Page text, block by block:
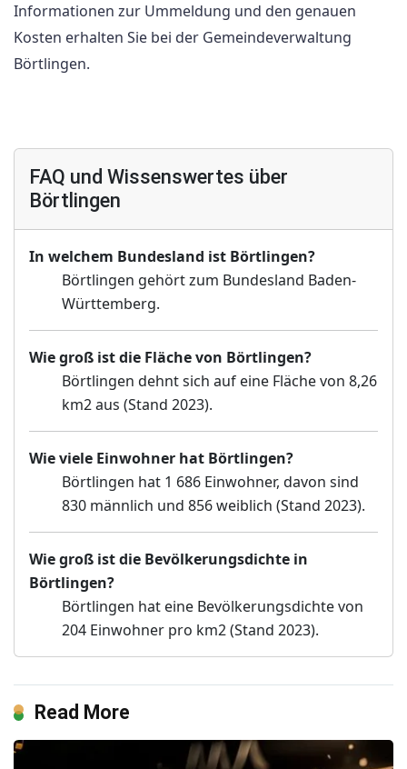
Informationen zur Ummeldung und den genauen
Kosten erhalten Sie bei der Gemeindeverwaltung
Börtlingen.
FAQ und Wissenswertes über
Börtlingen
In welchem Bundesland ist Börtlingen?
Börtlingen gehört zum Bundesland Baden-
Württemberg.
Wie groß ist die Fläche von Börtlingen?
Börtlingen dehnt sich auf eine Fläche von 8,26
km2 aus (Stand 2023).
Wie viele Einwohner hat Börtlingen?
Börtlingen hat 1 686 Einwohner, davon sind
830 männlich und 856 weiblich (Stand 2023).
Wie groß ist die Bevölkerungsdichte in
Börtlingen?
Börtlingen hat eine Bevölkerungsdichte von
204 Einwohner pro km2 (Stand 2023).
Read More